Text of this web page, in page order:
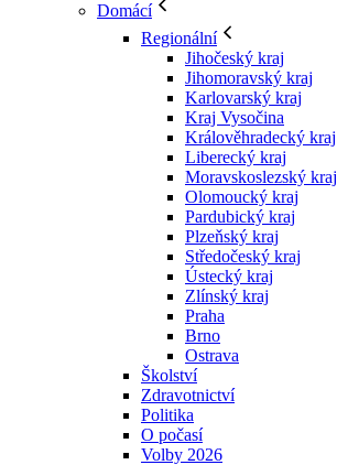
Domácí
Regionální
Jihočeský kraj
Jihomoravský kraj
Karlovarský kraj
Kraj Vysočina
Králověhradecký kraj
Liberecký kraj
Moravskoslezský kraj
Olomoucký kraj
Pardubický kraj
Plzeňský kraj
Středočeský kraj
Ústecký kraj
Zlínský kraj
Praha
Brno
Ostrava
Školství
Zdravotnictví
Politika
O počasí
Volby 2026